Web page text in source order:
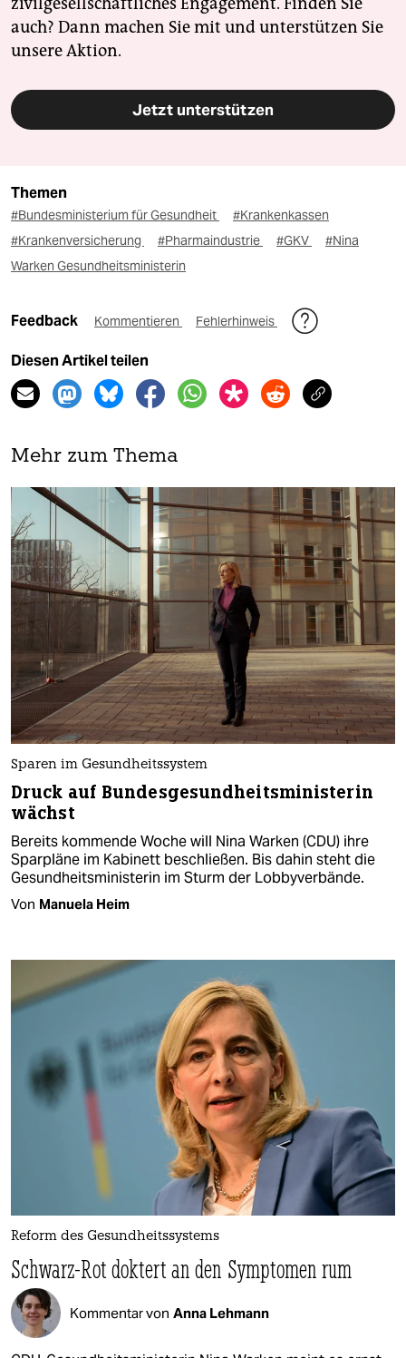
zivilgesellschaftliches Engagement. Finden Sie
auch? Dann machen Sie mit und unterstützen Sie
unsere Aktion.
Jetzt unterstützen
Themen
#Bundesministerium für Gesundheit
#Krankenkassen
#Krankenversicherung
#Pharmaindustrie #GKV
#Nina
Warken Gesundheitsministerin
Feedback Kommentieren Fehlerhinweis
Diesen Artikel teilen
Mehr zum Thema
Sparen im Gesundheitssystem
Druck auf Bundesgesundheitsministerin
wächst
Bereits kommende Woche will Nina Warken (CDU) ihre
Sparpläne im Kabinett beschließen. Bis dahin steht die
Gesundheitsministerin im Sturm der Lobbyverbände.
Von Manuela Heim
Reform des Gesundheitssystems
Schwarz-Rot doktert an den Symptomen rum
Kommentar von Anna Lehmann